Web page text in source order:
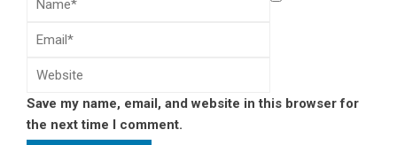
Save my name, email, and website in this browser for
the next time I comment.